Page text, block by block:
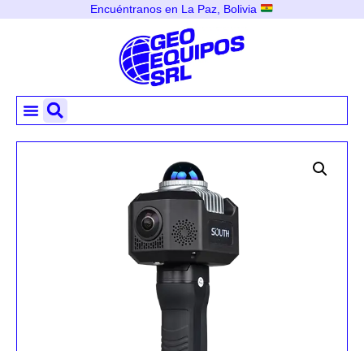
Encuéntranos en La Paz, Bolivia